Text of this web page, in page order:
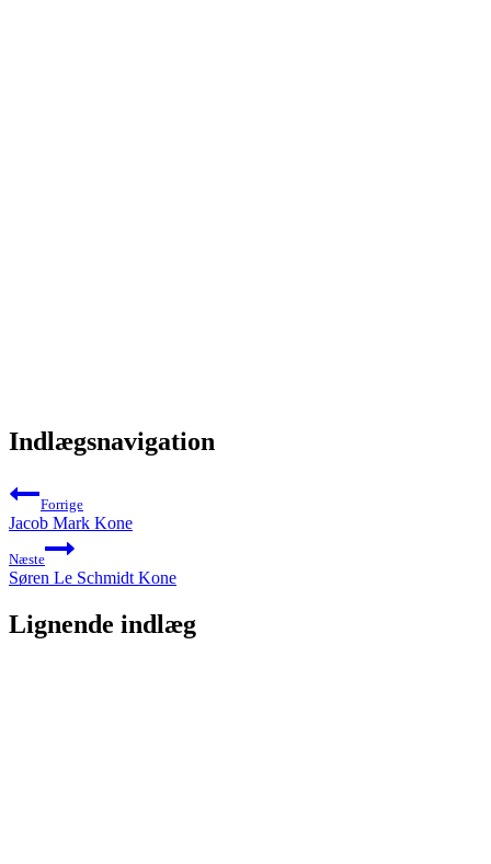
Indlægsnavigation
Forrige
Jacob Mark Kone
Næste
Søren Le Schmidt Kone
Lignende indlæg